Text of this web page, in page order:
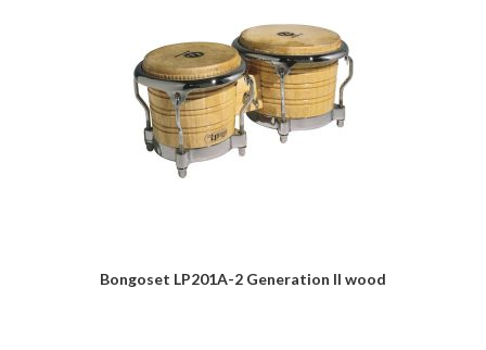
Bongoset LP201A-2 Generation II wood